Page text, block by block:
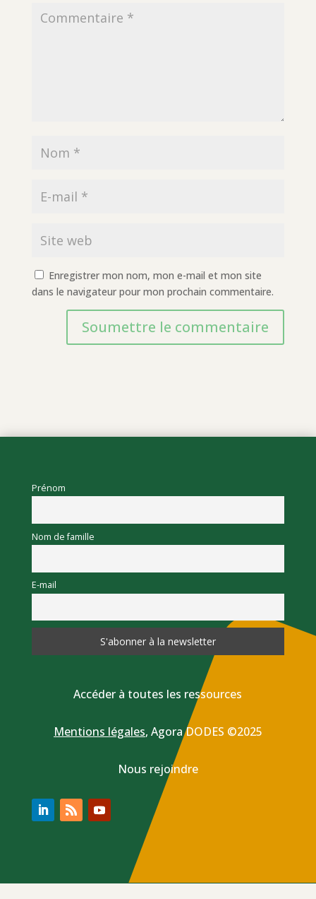
Enregistrer mon nom, mon e-mail et mon site
dans le navigateur pour mon prochain commentaire.
Soumettre le commentaire
Prénom
Nom de famille
E-mail
Accéder à toutes les ressources
Mentions légales, Agora DODES ©2025
Nous rejoindre